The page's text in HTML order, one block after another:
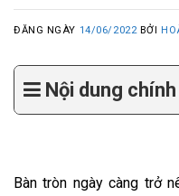
ĐĂNG NGÀY 14/06/2022BỞI
Nội dung chính
Bàn tròn ngày càng trở